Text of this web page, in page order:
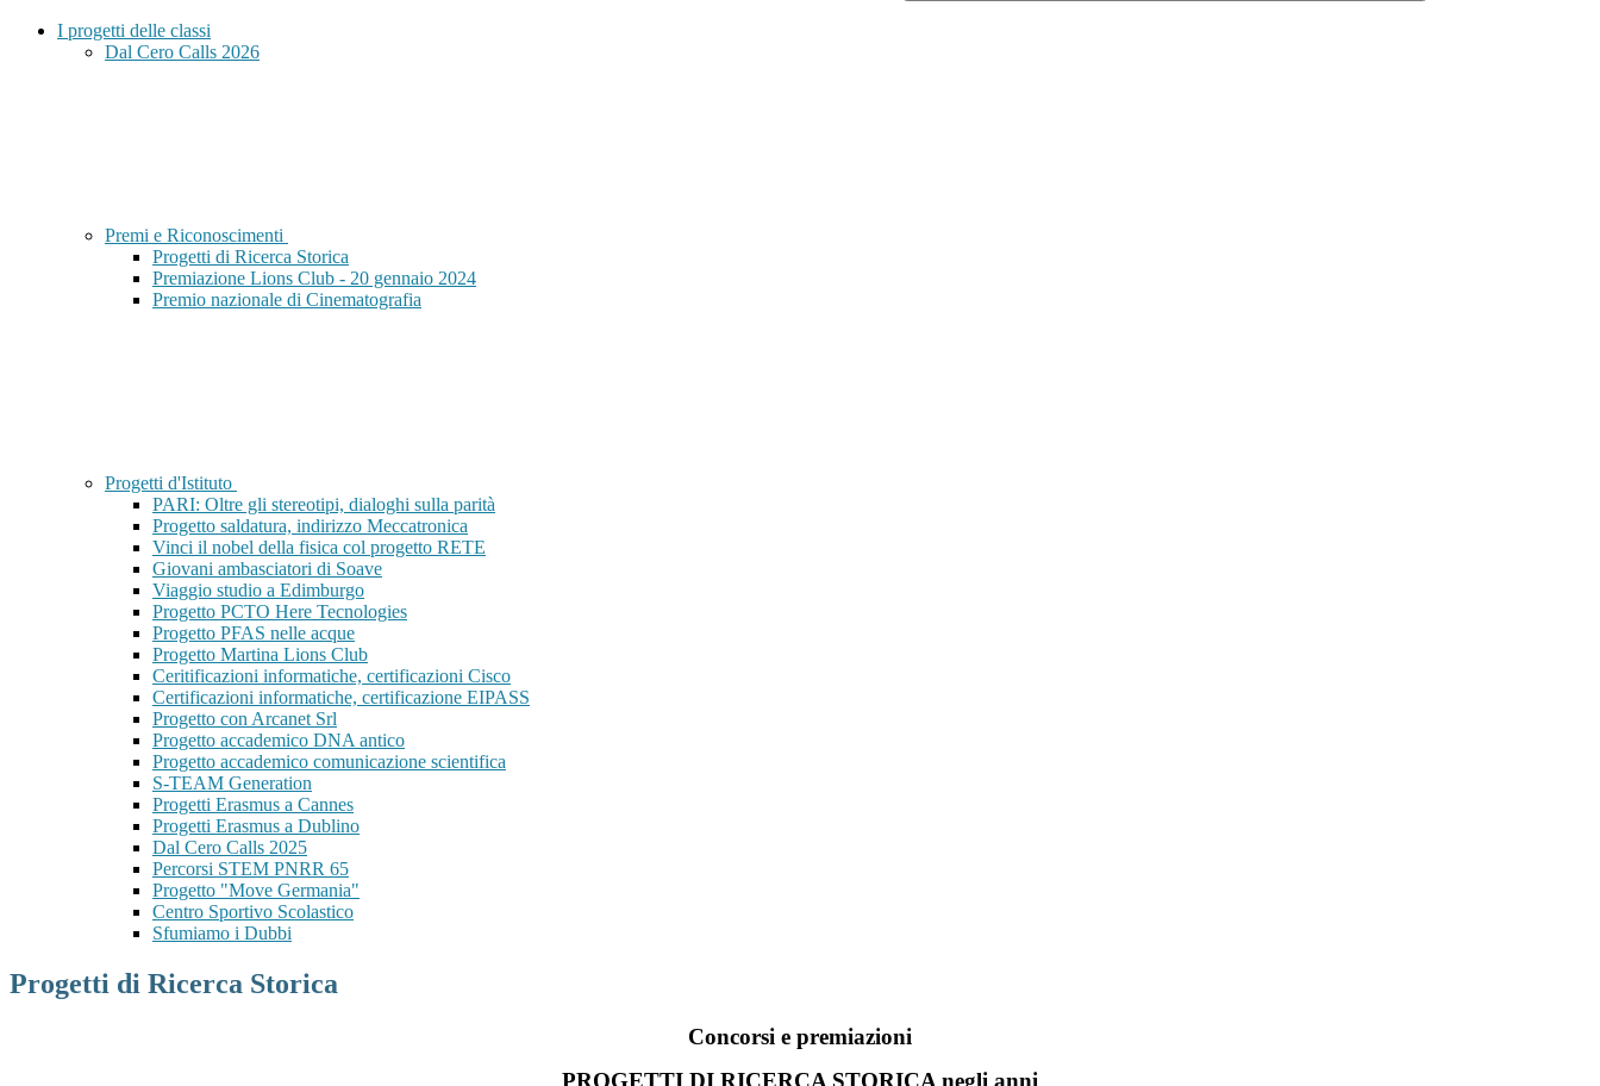
I progetti delle classi
Dal Cero Calls 2026
Premi e Riconoscimenti
Progetti di Ricerca Storica
Premiazione Lions Club - 20 gennaio 2024
Premio nazionale di Cinematografia
Progetti d'Istituto
PARI: Oltre gli stereotipi, dialoghi sulla parità
Progetto saldatura, indirizzo Meccatronica
Vinci il nobel della fisica col progetto RETE
Giovani ambasciatori di Soave
Viaggio studio a Edimburgo
Progetto PCTO Here Tecnologies
Progetto PFAS nelle acque
Progetto Martina Lions Club
Ceritificazioni informatiche, certificazioni Cisco
Certificazioni informatiche, certificazione EIPASS
Progetto con Arcanet Srl
Progetto accademico DNA antico
Progetto accademico comunicazione scientifica
S-TEAM Generation
Progetti Erasmus a Cannes
Progetti Erasmus a Dublino
Dal Cero Calls 2025
Percorsi STEM PNRR 65
Progetto "Move Germania"
Centro Sportivo Scolastico
Sfumiamo i Dubbi
Progetti di Ricerca Storica
Concorsi e premiazioni
PROGETTI DI RICERCA STORICA negli anni